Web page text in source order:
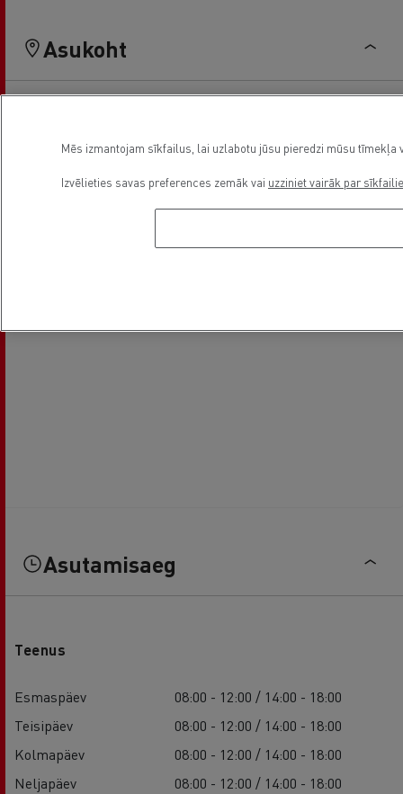
Asukoht
Asutamisaeg
Teenus
Esmaspäev
08:00 - 12:00 / 14:00 - 18:00
Teisipäev
08:00 - 12:00 / 14:00 - 18:00
Kolmapäev
08:00 - 12:00 / 14:00 - 18:00
Neljapäev
08:00 - 12:00 / 14:00 - 18:00
Mēs izmantojam sīkfailus, lai uzlabotu jūsu pieredzi mūsu
Izvēlieties savas preferences zemāk vai uzziniet vairāk par